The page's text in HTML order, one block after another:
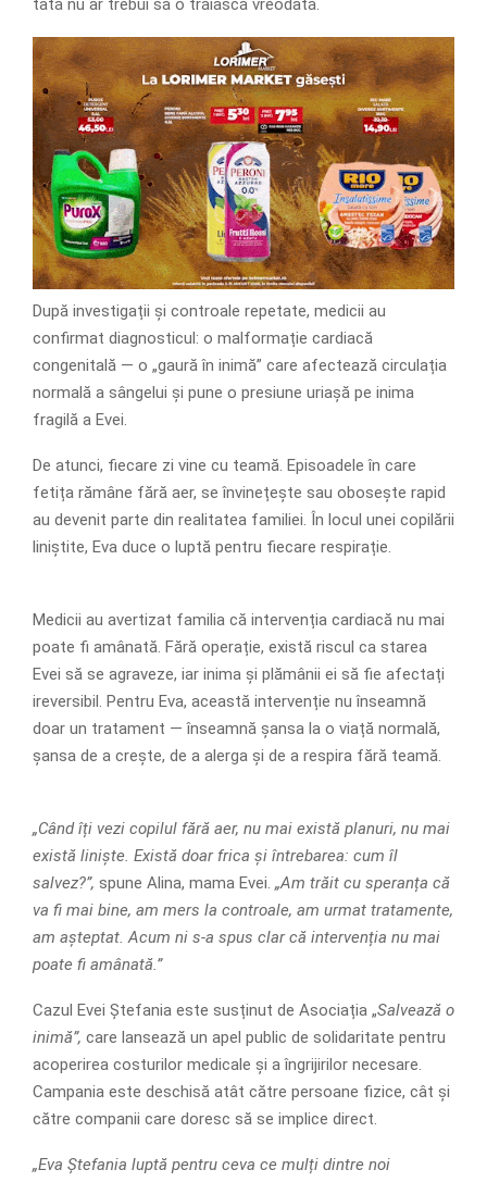
După investigații și controale repetate, medicii au
confirmat diagnosticul: o malformație cardiacă
congenitală — o „gaură în inimă” care afectează circulația
normală a sângelui și pune o presiune uriașă pe inima
fragilă a Evei.
De atunci, fiecare zi vine cu teamă. Episoadele în care
fetița rămâne fără aer, se învinețește sau obosește rapid
au devenit parte din realitatea familiei. În locul unei copilării
liniștite, Eva duce o luptă pentru fiecare respirație.
Medicii au avertizat familia că intervenția cardiacă nu mai
poate fi amânată. Fără operație, există riscul ca starea
Evei să se agraveze, iar inima și plămânii ei să fie afectați
ireversibil. Pentru Eva, această intervenție nu înseamnă
doar un tratament — înseamnă șansa la o viață normală,
șansa de a crește, de a alerga și de a respira fără teamă.
„Când îți vezi copilul fără aer, nu mai există planuri, nu mai
există liniște. Există doar frica și întrebarea: cum îl
salvez?”, spune Alina, mama Evei. „Am trăit cu speranța că
va fi mai bine, am mers la controale, am urmat tratamente,
am așteptat. Acum ni s-a spus clar că intervenția nu mai
poate fi amânată.”
Cazul Evei Ștefania este susținut de Asociația „Salvează o
inimă”, care lansează un apel public de solidaritate pentru
acoperirea costurilor medicale și a îngrijirilor necesare.
Campania este deschisă atât către persoane fizice, cât și
către companii care doresc să se implice direct.
„Eva Ștefania luptă pentru ceva ce mulți dintre noi